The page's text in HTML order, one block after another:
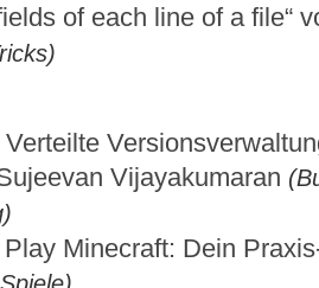
of each line of a file“
Vijayakumaran
Minecraft: Dein